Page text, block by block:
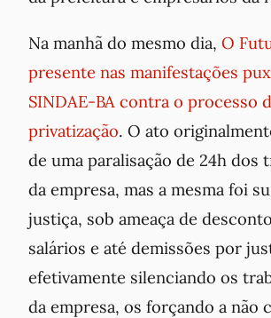
Na manhã do mesmo dia, O
presente nas manifestações
SINDAE-BA contra o processo
privatização. O ato
de uma paralisação de 24h dos
da empresa, mas a mesma foi
justiça, sob ameaça de
salários e até demissões por
efetivamente silenciando os
da empresa, os forçando a não